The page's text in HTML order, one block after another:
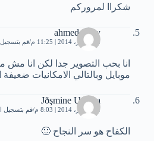
شكراا لمروركم
ahmed fathy
13 فبراير، 2014 | 11:25 م قم بتسجيل
انا بحب التصوير جدا لكن انا مش
موبايل وبالتالي الامكانيات
Jðşmine Uşðma
21 فبراير، 2014 | 8:03 م قم بتسجيل
الكفاح هو سر النجاح 🙂